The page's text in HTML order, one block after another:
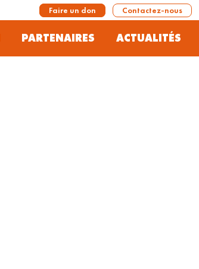
Faire un don Contactez-nous
PARTENAIRES ACTUALITÉS